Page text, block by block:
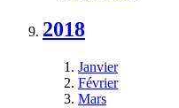
2018
Janvier
Février
Mars